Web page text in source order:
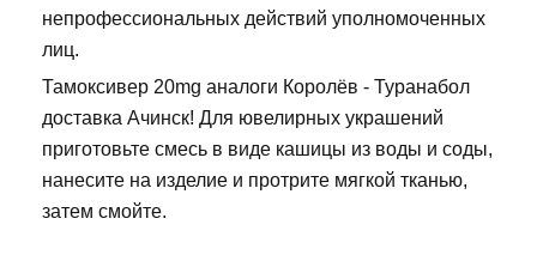
непрофессиональных действий уполномоченных
лиц.
Тамоксивер 20mg аналоги Королёв - Туранабол
доставка Ачинск! Для ювелирных украшений
приготовьте смесь в виде кашицы из воды и соды,
нанесите на изделие и протрите мягкой тканью,
затем смойте.